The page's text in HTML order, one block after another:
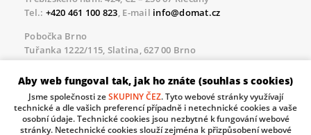
Tel.: +420 461 100 823 , E-mail info@domat.cz
Pobočka Brno
Tuřanka 1222/115, Slatina, 627 00 Brno
Tel.:+420 461 100 823, E-mailinfo@domat.cz
Servisní linka pro námi realizované akce
Po – Pá 8.30 – 17.00
tel:+420 733 421 878, E-mailservis@domat.cz
Aby web fungoval tak, jak ho znáte (souhlas s cookies)
Jsme společnosti zeSKUPINY ČEZ. Tyto webové stránky využívají
technické a dle vašich preferencí případně i netechnické cookies a vaše
osobní údaje. Technické cookies jsou nezbytné k fungování webové
stránky. Netechnické cookies slouží zejména k přizpůsobení webové